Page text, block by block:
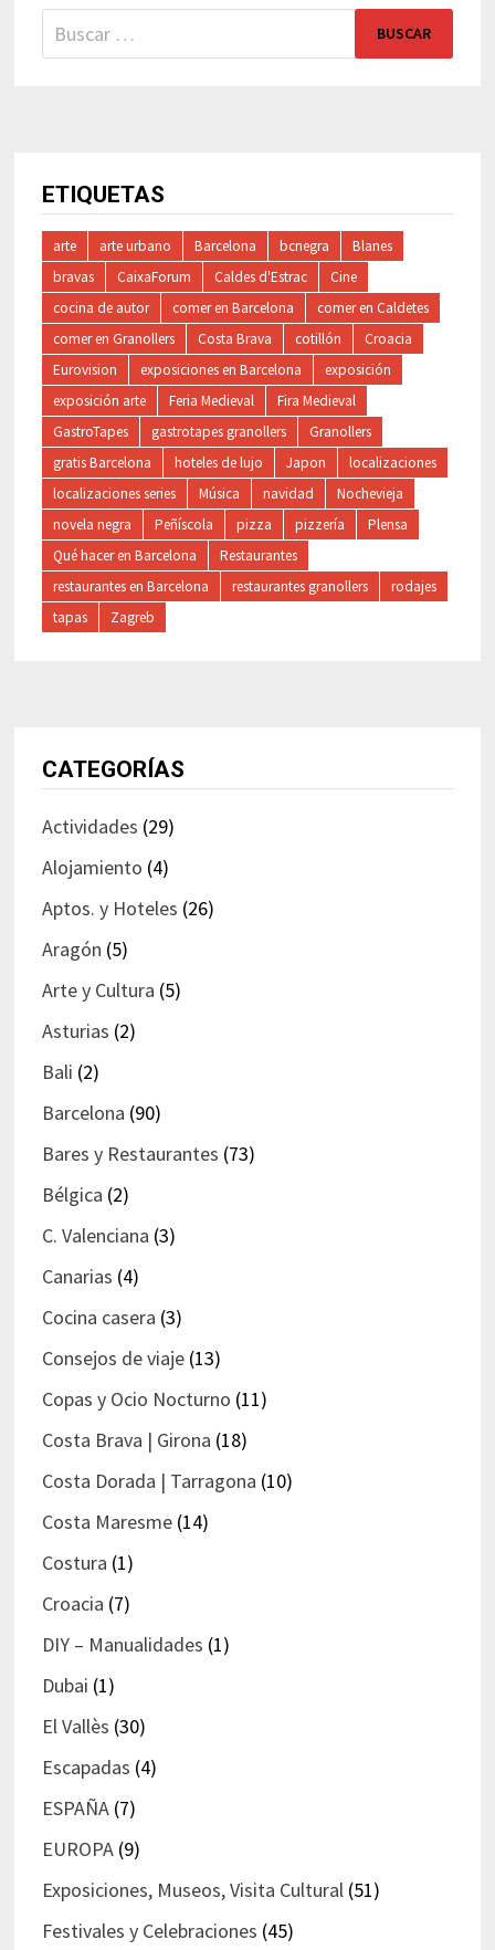
Buscar:
ETIQUETAS
arte arte urbano Barcelona bcnegra
Blanes
bravas
CaixaForum Caldes d'Estrac
Cine
cocina de autor
comer en Barcelona
comer en Caldetes
comer en Granollers
Costa Brava cotillón
Croacia
Eurovision
exposiciones en Barcelona
exposición
exposición arte
Feria Medieval
Fira Medieval
GastroTapes
gastrotapes granollers
Granollers
gratis Barcelona
hoteles de lujo Japon
localizaciones
localizaciones series
Música navidad
Nochevieja
novela negra
Peñíscola pizza pizzería
Plensa
Qué hacer en Barcelona
Restaurantes
restaurantes en Barcelona
restaurantes granollers
rodajes
tapas
Zagreb
CATEGORÍAS
Actividades (29)
Alojamiento (4)
Aptos. y Hoteles (26)
Aragón (5)
Arte y Cultura (5)
Asturias (2)
Bali (2)
Barcelona (90)
Bares y Restaurantes (73)
Bélgica (2)
C. Valenciana (3)
Canarias (4)
Cocina casera (3)
Consejos de viaje(13)
Copas y Ocio Nocturno (11)
Costa Brava | Girona (18)
Costa Dorada | Tarragona (10)
Costa Maresme(14)
Costura (1)
Croacia (7)
DIY – Manualidades (1)
Dubai (1)
El Vallès (30)
Escapadas (4)
ESPAÑA(7)
EUROPA(9)
Exposiciones, Museos, Visita Cultural(51)
Festivales y Celebraciones (45)